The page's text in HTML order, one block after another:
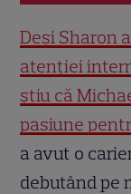
Deși Sharon
atenției
știu că
pasiune
a avut o
debutând pe